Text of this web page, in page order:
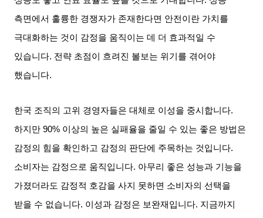
측면에서 훌륭한 경쟁자가 존재한다면 안전이란 가치를
극대화하는 것이 감정을 움직이는 데 더 효과적일 수
있습니다. 전략 초점이 흐려진 볼보는 위기를 겪어야
했습니다.
한국 조직의 고위 경영자들은 대체로 이성을 중시합니다.
하지만 90% 이상의 높은 실패율을 줄일 수 있는 좋은 방법은
감정의 힘을 확인하고 감정의 판단에 주목하는 것입니다.
소비자는 감정으로 움직입니다. 아무리 좋은 성능과 기능을
가졌더라도 감정적 호감을 사지 못하면 소비자의 선택을
받을 수 없습니다. 이성과 감정은 보완재입니다. 지금까지